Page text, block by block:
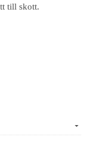
till skott.